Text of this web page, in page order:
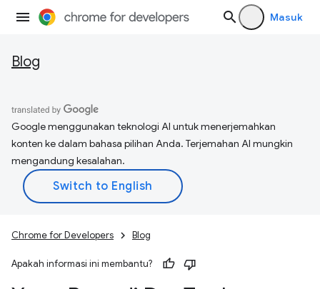
Masuk
Blog
Google menggunakan teknologi AI untuk menerjemahkan
konten ke dalam bahasa pilihan Anda. Terjemahan AI mungkin
mengandung kesalahan.
Chrome for Developers Blog
Apakah informasi ini membantu?